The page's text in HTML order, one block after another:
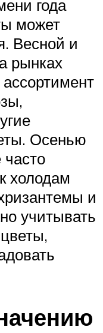
года
может
Весной и
рынках
Осенью
холодам
и
учитывать